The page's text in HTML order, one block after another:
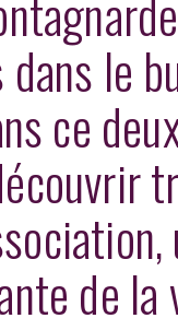
le
ce
de la